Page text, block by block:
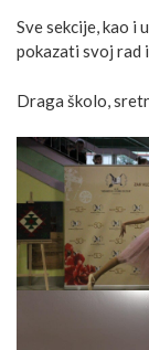
Sve sekcije, kao i
pokazati svoj rad
Draga školo,